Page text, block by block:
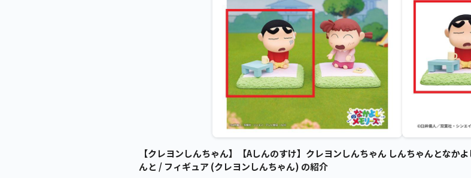
【クレヨンしんちゃん】【Aしんのすけ】クレヨンしんちゃん しんちゃんとなか
んと / フィギュア (クレヨンしんちゃん) の紹介